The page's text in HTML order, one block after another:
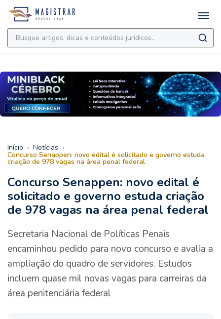
Início › Notícias ›
Concurso Senappen: novo edital é solicitado e governo estuda
criação de 978 vagas na área penal federal
Concurso Senappen: novo edital é
solicitado e governo estuda criação
de 978 vagas na área penal federal
Secretaria Nacional de Políticas Penais
encaminhou pedido para novo concurso e avalia a
ampliação do quadro de servidores. Estudos
incluem quase mil novas vagas para carreiras da
área penitenciária federal